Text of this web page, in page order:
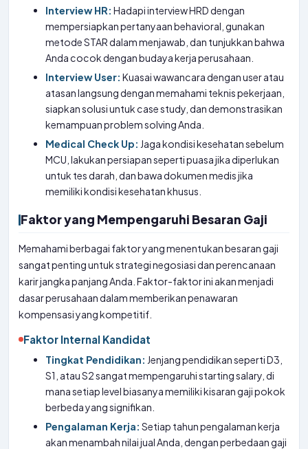
Interview HR: Hadapi interview HRD dengan
mempersiapkan pertanyaan behavioral, gunakan
metode STAR dalam menjawab, dan tunjukkan bahwa
Anda cocok dengan budaya kerja perusahaan.
Interview User: Kuasai wawancara dengan user atau
atasan langsung dengan memahami teknis pekerjaan,
siapkan solusi untuk case study, dan demonstrasikan
kemampuan problem solving Anda.
Medical Check Up: Jaga kondisi kesehatan sebelum
MCU, lakukan persiapan seperti puasa jika diperlukan
untuk tes darah, dan bawa dokumen medis jika
memiliki kondisi kesehatan khusus.
Faktor yang Mempengaruhi Besaran Gaji
Memahami berbagai faktor yang menentukan besaran gaji
sangat penting untuk strategi negosiasi dan perencanaan
karir jangka panjang Anda. Faktor-faktor ini akan menjadi
dasar perusahaan dalam memberikan penawaran
kompensasi yang kompetitif.
Faktor Internal Kandidat
Tingkat Pendidikan: Jenjang pendidikan seperti D3,
S1, atau S2 sangat mempengaruhi starting salary, di
mana setiap level biasanya memiliki kisaran gaji pokok
berbeda yang signifikan.
Pengalaman Kerja: Setiap tahun pengalaman kerja
akan menambah nilai jual Anda, dengan perbedaan gaji